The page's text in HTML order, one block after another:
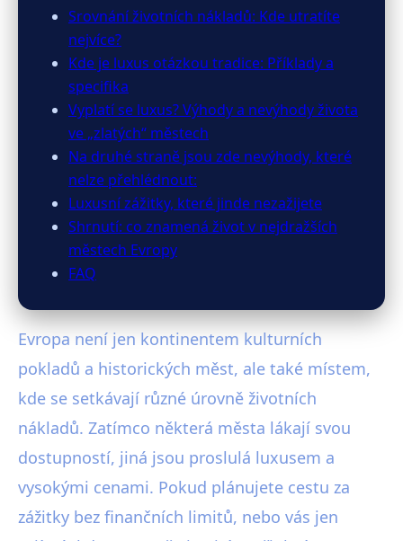
Srovnání životních nákladů: Kde utratíte
nejvíce?
Kde je luxus otázkou tradice: Příklady a
specifika
Vyplatí se luxus? Výhody a nevýhody života
ve „zlatých“ městech
Na druhé straně jsou zde nevýhody, které
nelze přehlédnout:
Luxusní zážitky, které jinde nezažijete
Shrnutí: co znamená život v nejdražších
městech Evropy
FAQ
Evropa není jen kontinentem kulturních
pokladů a historických měst, ale také místem,
kde se setkávají různé úrovně životních
nákladů. Zatímco některá města lákají svou
dostupností, jiná jsou proslulá luxusem a
vysokými cenami. Pokud plánujete cestu za
zážitky bez finančních limitů, nebo vás jen